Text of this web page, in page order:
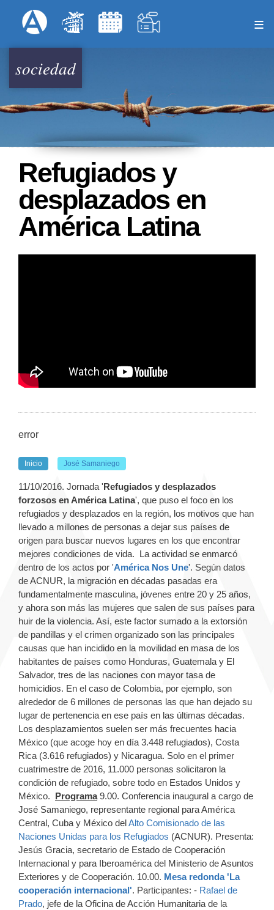
al
Menú Superior
sociedad
Refugiados y
desplazados en
América Latina
error
Inicio José Samaniego
11/10/2016. Jornada 'Refugiados y desplazados
forzosos en América Latina', que puso el foco en los
refugiados y desplazados en la región, los motivos que han
llevado a millones de personas a dejar sus países de
origen para buscar nuevos lugares en los que encontrar
mejores condiciones de vida. La actividad se enmarcó
dentro de los actos por 'América Nos Une'. Según datos
de ACNUR, la migración en décadas pasadas era
fundamentalmente masculina, jóvenes entre 20 y 25 años,
y ahora son más las mujeres que salen de sus países para
huir de la violencia. Así, este factor sumado a la extorsión
de pandillas y el crimen organizado son las principales
causas que han incidido en la movilidad en masa de los
habitantes de países como Honduras, Guatemala y El
Salvador, tres de las naciones con mayor tasa de
homicidios. En el caso de Colombia, por ejemplo, son
alrededor de 6 millones de personas las que han dejado su
lugar de pertenencia en ese país en las últimas décadas.
Los desplazamientos suelen ser más frecuentes hacia
México (que acoge hoy en día 3.448 refugiados), Costa
Rica (3.616 refugiados) y Nicaragua. Solo en el primer
cuatrimestre de 2016, 11.000 personas solicitaron la
condición de refugiado, sobre todo en Estados Unidos y
México. Programa9.00. Conferencia inaugural a cargo de
José Samaniego, representante regional para América
Central, Cuba y México delAlto Comisionado de las
Naciones Unidas para los Refugiados (ACNUR). Presenta:
Jesús Gracia, secretario de Estado de Cooperación
Internacional y para Iberoamérica del Ministerio de Asuntos
Exteriores y de Cooperación. 10.00. Mesa redonda 'La
cooperación internacional'. Participantes: - Rafael de
Prado, jefe de la Oficina de Acción Humanitaria de la